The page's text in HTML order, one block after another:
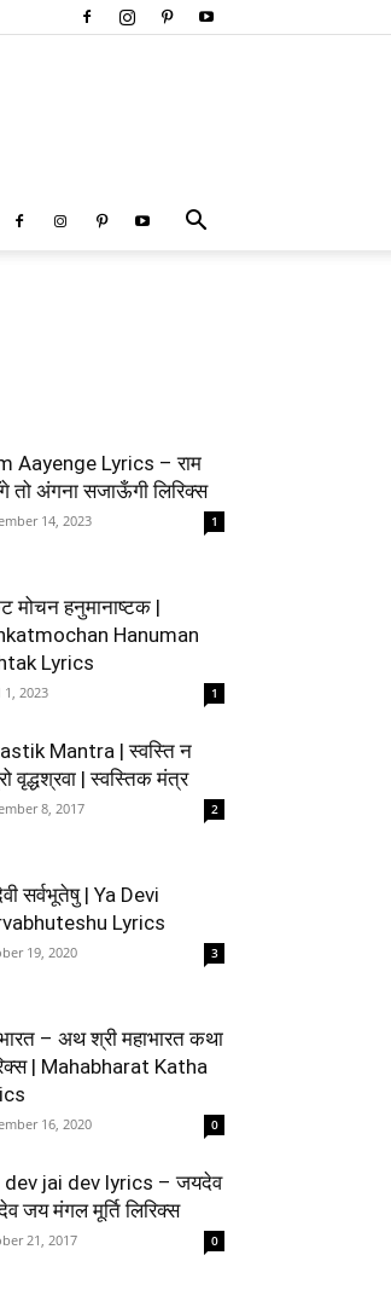
Aayenge Lyrics – राम
तो अंगना सजाऊँगी लिरिक्स
14, 2023 1
मोचन हनुमानाष्टक |
Hanuman
Lyrics
2023 1
Mantra | स्वस्ति न
वृद्धश्रवा | स्वस्तिक मंत्र
8, 2017 2
सर्वभूतेषु | Ya Devi
Lyrics
19, 2020 3
– अथ श्री महाभारत कथा
| Mahabharat Katha
16, 2020 0
dev jai dev lyrics – जयदेव
जय मंगल मूर्ति लिरिक्स
21, 2017 0